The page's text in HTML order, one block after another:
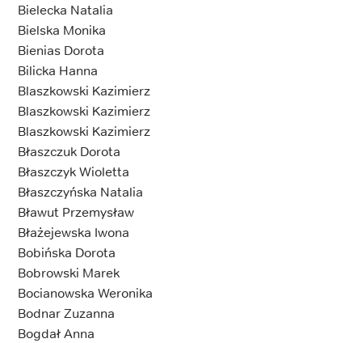
Bielecka Natalia
Bielska Monika
Bienias Dorota
Bilicka Hanna
Blaszkowski Kazimierz
Blaszkowski Kazimierz
Blaszkowski Kazimierz
Błaszczuk Dorota
Błaszczyk Wioletta
Błaszczyńska Natalia
Bławut Przemysław
Błażejewska Iwona
Bobińska Dorota
Bobrowski Marek
Bocianowska Weronika
Bodnar Zuzanna
Bogdał Anna